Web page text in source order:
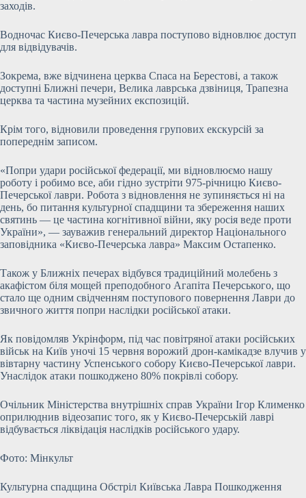
заходів.
Водночас Києво-Печерська лавра поступово відновлює доступ
для відвідувачів.
Зокрема, вже відчинена церква Спаса на Берестові, а також
доступні Ближні печери, Велика лаврська дзвіниця, Трапезна
церква та частина музейних експозицій.
Крім того, відновили проведення групових екскурсій за
попереднім записом.
«Попри удари російської федерації, ми відновлюємо нашу
роботу і робимо все, аби гідно зустріти 975-річницю Києво-
Печерської лаври. Робота з відновлення не зупиняється ні на
день, бо питання культурної спадщини та збереження наших
святинь — це частина когнітивної війни, яку росія веде проти
України», — зауважив генеральний директор Національного
заповідника «Києво-Печерська лавра» Максим Остапенко.
Також у Ближніх печерах відбувся традиційний молебень з
акафістом біля мощей преподобного Агапіта Печерського, що
стало ще одним свідченням поступового повернення Лаври до
звичного життя попри наслідки російської атаки.
Як повідомляв Укрінформ, під час повітряної атаки російських
військ на Київ уночі 15 червня ворожий дрон-камікадзе влучив у
вівтарну частину Успенського собору Києво-Печерської лаври.
Унаслідок атаки пошкоджено 80% покрівлі собору.
Очільник Міністерства внутрішніх справ України Ігор Клименко
оприлюднив відеозапис того, як у Києво-Печерській лаврі
відбувається ліквідація наслідків російського удару.
Фото: Мінкульт
Культурна спадщина Обстріл Київська Лавра Пошкодження